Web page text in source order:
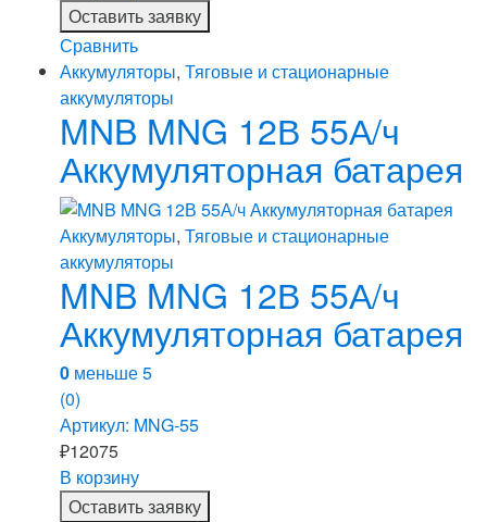
Оставить заявку
Сравнить
Аккумуляторы, Тяговые и стационарные
аккумуляторы
MNB MNG 12В 55А/ч
Аккумуляторная батарея
Аккумуляторы, Тяговые и стационарные
аккумуляторы
MNB MNG 12В 55А/ч
Аккумуляторная батарея
0 меньше 5
(0)
Артикул: MNG-55
₽12075
В корзину
Оставить заявку